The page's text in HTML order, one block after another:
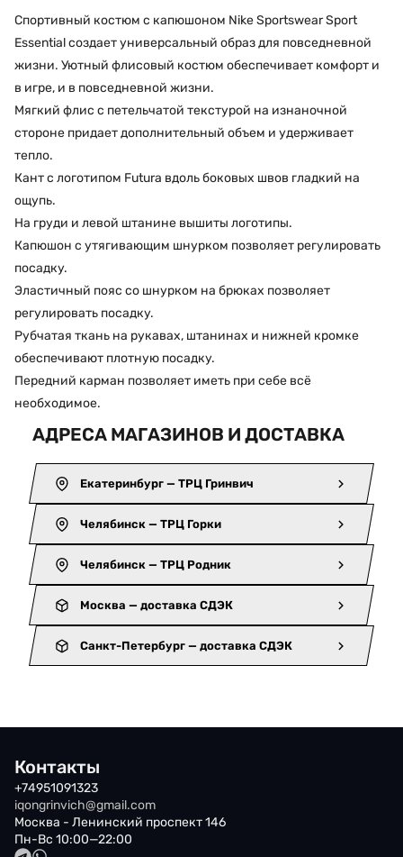
Спортивный костюм с капюшоном Nike Sportswear Sport
Essential создает универсальный образ для повседневной
жизни. Уютный флисовый костюм обеспечивает комфорт и
в игре, и в повседневной жизни.
Мягкий флис с петельчатой текстурой на изнаночной
стороне придает дополнительный объем и удерживает
тепло.
Кант с логотипом Futura вдоль боковых швов гладкий на
ощупь.
На груди и левой штанине вышиты логотипы.
Капюшон с утягивающим шнурком позволяет регулировать
посадку.
Эластичный пояс со шнурком на брюках позволяет
регулировать посадку.
Рубчатая ткань на рукавах, штанинах и нижней кромке
обеспечивают плотную посадку.
Передний карман позволяет иметь при себе всё
необходимое.
АДРЕСА МАГАЗИНОВ И ДОСТАВКА
Екатеринбург — ТРЦ Гринвич
Челябинск — ТРЦ Горки
Челябинск — ТРЦ Родник
Москва — доставка СДЭК
Санкт-Петербург — доставка СДЭК
Контакты
+74951091323
iqongrinvich@gmail.com
Москва - Ленинский проспект 146
Пн-Вс 10:00—22:00